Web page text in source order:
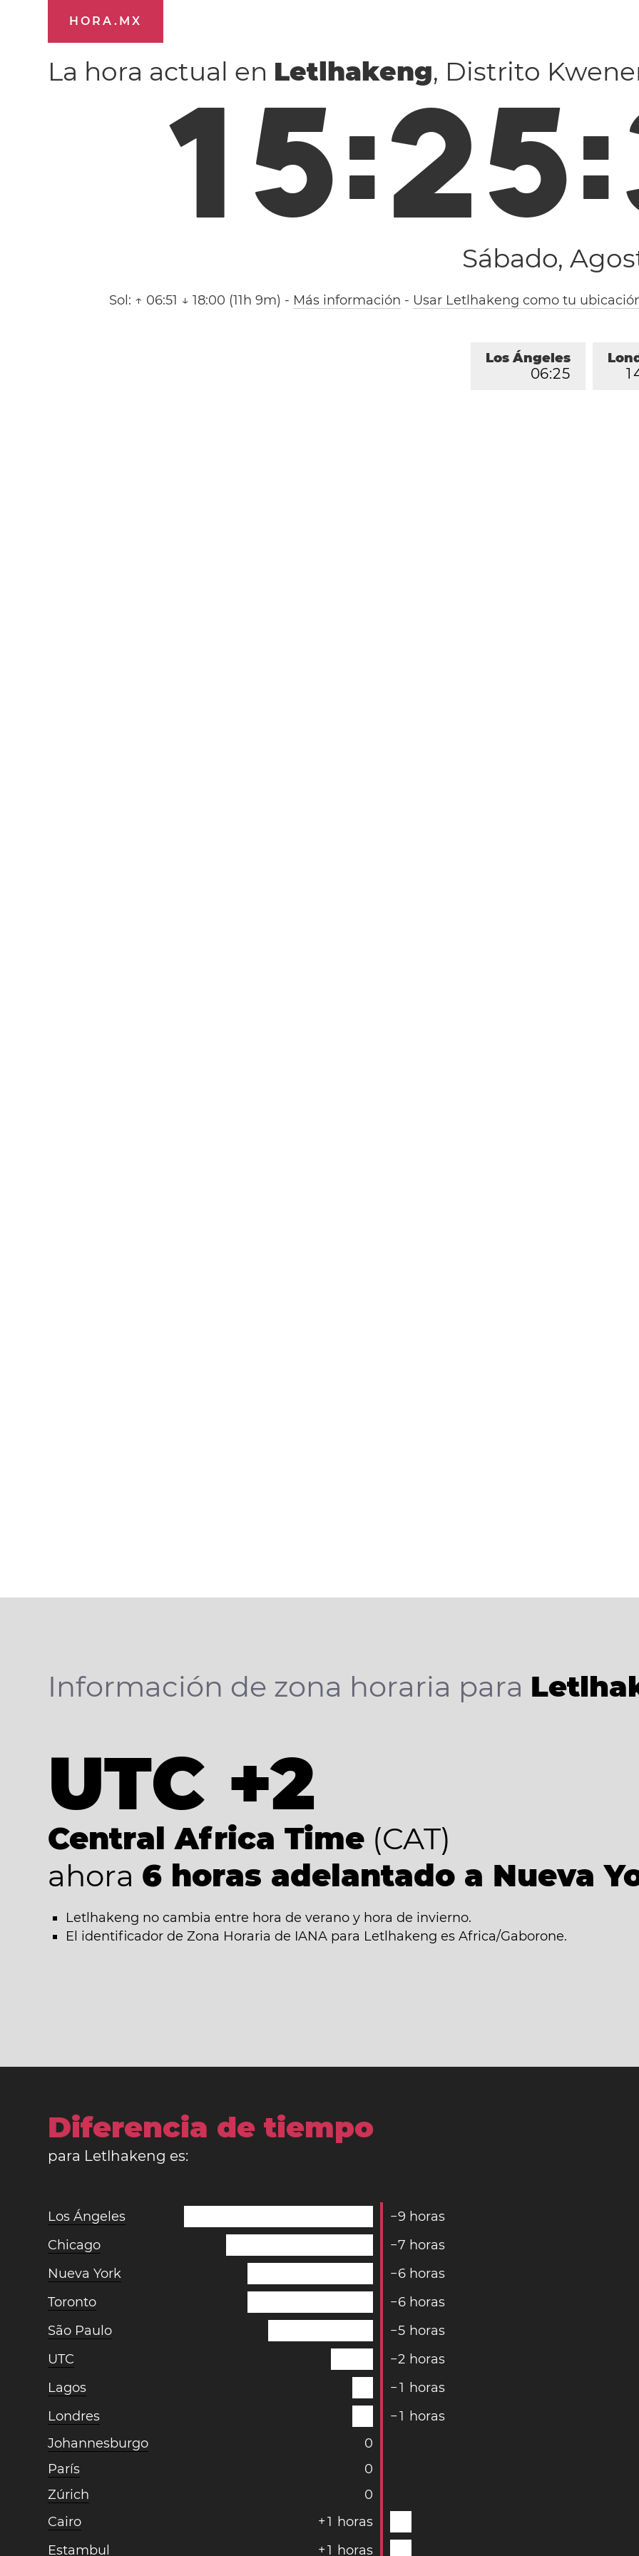
HORA.MX
La hora actual en Letlhakeng, Distrito
15:25:
Sábado,
Sol: ↑ 06:51 ↓ 18:00 (11h 9m) - Más información - Usar Letlhakeng como tu
1
Los Ángeles
06:25
Información de zona horaria para
UTC +2
Central Africa Time (CAT)
ahora 6 horas adelantado a Nueva
Letlhakeng no cambia entre hora de verano y hora de invierno.
El identificador de Zona Horaria de IANA para Letlhakeng es Africa/Gaborone.
Diferencia de tiempo
para Letlhakeng es:
Los Ángeles −9 horas
Chicago
−7 horas
Nueva York
−6 horas
Toronto
−6 horas
São Paulo
−5 horas
UTC
−2 horas
Lagos
−1 horas
Londres
−1 horas
Johannesburgo
0
París
0
Zúrich
0
Cairo
+1 horas
Estambul
+1 horas